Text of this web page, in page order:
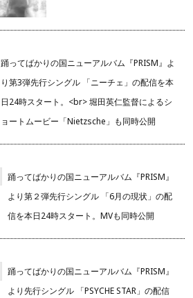
踊ってばかりの国ニューアルバム『PRISM』よ
り第3弾先行シングル 「ニーチェ」の配信を本
日24時スタート。<br> 堀田英仁監督によるシ
ョートムービー「Nietzsche」も同時公開
踊ってばかりの国ニューアルバム『PRISM』
より第２弾先行シングル 「6月の現状」の配
信を本日24時スタート。MVも同時公開
踊ってばかりの国ニューアルバム『PRISM』
より先行シングル 「PSYCHE STAR」の配信